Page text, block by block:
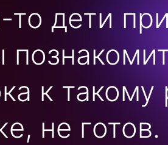
то дети
к
не готов.